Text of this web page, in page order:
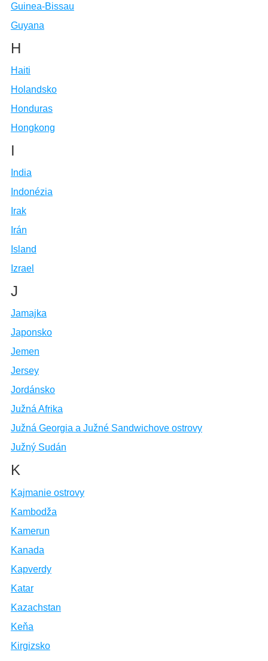
Guinea-Bissau
Guyana
H
Haiti
Holandsko
Honduras
Hongkong
I
India
Indonézia
Irak
Irán
Island
Izrael
J
Jamajka
Japonsko
Jemen
Jersey
Jordánsko
Južná Afrika
Južná Georgia a Južné Sandwichove ostrovy
Južný Sudán
K
Kajmanie ostrovy
Kambodža
Kamerun
Kanada
Kapverdy
Katar
Kazachstan
Keňa
Kirgizsko